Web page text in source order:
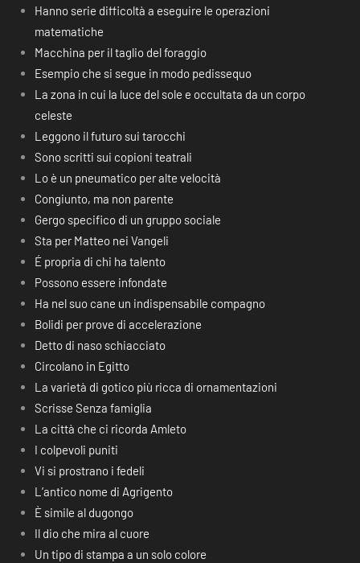
Hanno serie difficoltà a eseguire le operazioni
matematiche
Macchina per il taglio del foraggio
Esempio che si segue in modo pedissequo
La zona in cui la luce del sole e occultata da un corpo
celeste
Leggono il futuro sui tarocchi
Sono scritti sui copioni teatrali
Lo è un pneumatico per alte velocità
Congiunto, ma non parente
Gergo specifico di un gruppo sociale
Sta per Matteo nei Vangeli
É propria di chi ha talento
Possono essere infondate
Ha nel suo cane un indispensabile compagno
Bolidi per prove di accelerazione
Detto di naso schiacciato
Circolano in Egitto
La varietà di gotico più ricca di ornamentazioni
Scrisse Senza famiglia
La città che ci ricorda Amleto
I colpevoli puniti
Vi si prostrano i fedeli
L’antico nome di Agrigento
È simile al dugongo
Il dio che mira al cuore
Un tipo di stampa a un solo colore